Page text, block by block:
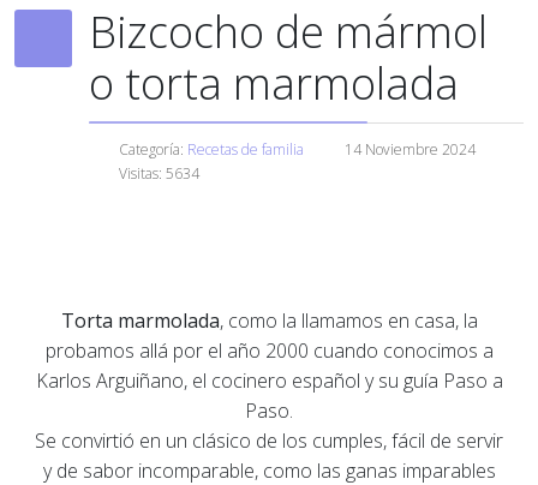
Bizcocho de mármol
o torta marmolada
Categoría: Recetas de familia
14 Noviembre 2024
Visitas: 5634
Torta marmolada, como la llamamos en casa, la
probamos allá por el año 2000 cuando conocimos a
Karlos Arguiñano, el cocinero español y su guía Paso a
Paso.
Se convirtió en un clásico de los cumples, fácil de servir
y de sabor incomparable, como las ganas imparables